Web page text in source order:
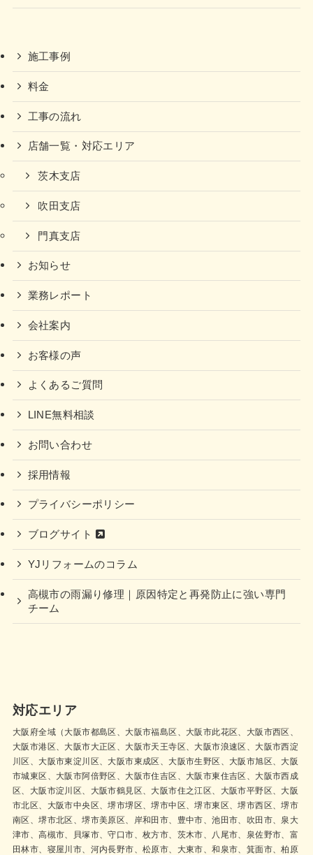
施工事例
料金
工事の流れ
店舗一覧・対応エリア
茨木支店
吹田支店
門真支店
お知らせ
業務レポート
会社案内
お客様の声
よくあるご質問
LINE無料相談
お問い合わせ
採用情報
プライバシーポリシー
ブログサイト
YJリフォームのコラム
高槻市の雨漏り修理｜原因特定と再発防止に強い専門
チーム
対応エリア
大阪府全域（大阪市都島区、大阪市福島区、大阪市此花区、大阪市西区、
大阪市港区、大阪市大正区、大阪市天王寺区、大阪市浪速区、大阪市西淀
川区、大阪市東淀川区、大阪市東成区、大阪市生野区、大阪市旭区、大阪
市城東区、大阪市阿倍野区、大阪市住吉区、大阪市東住吉区、大阪市西成
区、大阪市淀川区、大阪市鶴見区、大阪市住之江区、大阪市平野区、大阪
市北区、大阪市中央区、堺市堺区、堺市中区、堺市東区、堺市西区、堺市
南区、堺市北区、堺市美原区、岸和田市、豊中市、池田市、吹田市、泉大
津市、高槻市、貝塚市、守口市、枚方市、茨木市、八尾市、泉佐野市、富
田林市、寝屋川市、河内長野市、松原市、大東市、和泉市、箕面市、柏原